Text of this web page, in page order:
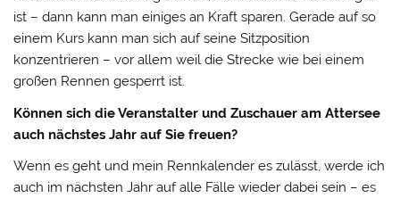
ist – dann kann man einiges an Kraft sparen. Gerade auf so
einem Kurs kann man sich auf seine Sitzposition
konzentrieren – vor allem weil die Strecke wie bei einem
großen Rennen gesperrt ist.
Können sich die Veranstalter und Zuschauer am Attersee
auch nächstes Jahr auf Sie freuen?
Wenn es geht und mein Rennkalender es zulässt, werde ich
auch im nächsten Jahr auf alle Fälle wieder dabei sein – es